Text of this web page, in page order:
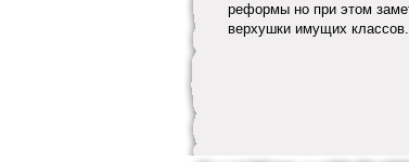
реформы но при этом
верхушки имущих